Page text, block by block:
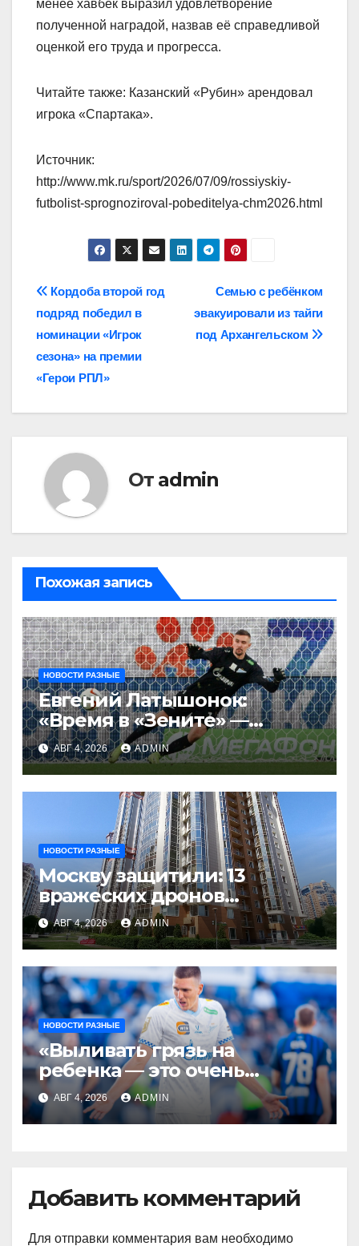
менее хавбек выразил удовлетворение
полученной наградой, назвав её справедливой
оценкой его труда и прогресса.
Читайте также: Казанский «Рубин» арендовал
игрока «Спартака».
Источник:
http://www.mk.ru/sport/2026/07/09/rossiyskiy-
futbolist-sprognoziroval-pobeditelya-chm2026.html
Навигация
по
записям
Семью с ребёнком
эвакуировали из тайги
под Архангельском
Кордоба второй год
подряд победил в
номинации «Игрок
сезона» на премии
«Герои РПЛ»
От admin
Похожая запись
НОВОСТИ РАЗНЫЕ
Евгений Латышонок:
«Время в «Зените» —
отличный опыт, я
благодарен
Санкт‑Петербургу»
АВГ 4, 2026 ADMIN
НОВОСТИ РАЗНЫЕ
Москву защитили: 13
вражеских дронов
уничтожены за день
АВГ 4, 2026 ADMIN
НОВОСТИ РАЗНЫЕ
«Выливать грязь на
ребенка — это очень
мерзкая история» —
Радимов о ситуации с
сыном Соболева
АВГ 4, 2026 ADMIN
Добавить комментарий
Для отправки комментария вам необходимо